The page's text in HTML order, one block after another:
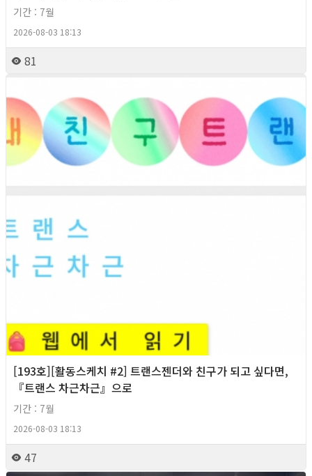
기간 : 7월
2026-08-03 18:13
81
[193호][활동스케치 #2] 트랜스젠더와 친구가 되고 싶다면,
『트랜스 차근차근』으로
기간 : 7월
2026-08-03 18:13
47